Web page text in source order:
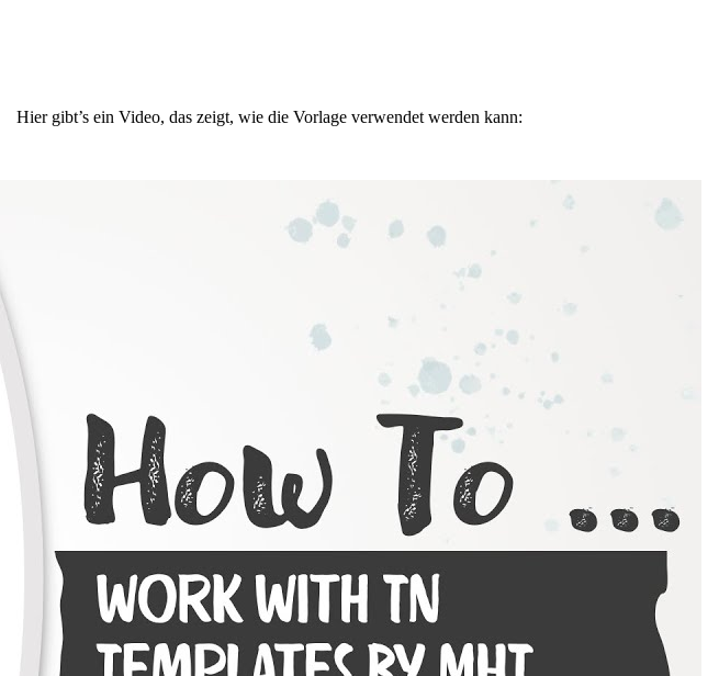
Hier gibt’s ein Video, das zeigt, wie die Vorlage verwendet werden kann: